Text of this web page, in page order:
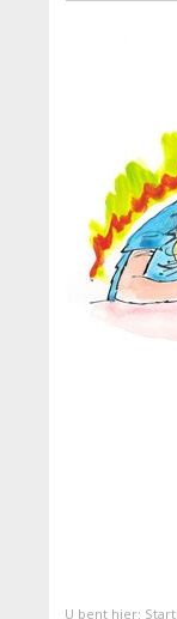
U bent hier: